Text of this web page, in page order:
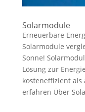
Solarmodule
Erneuerbare
Solarmodule
Sonne!
Lösung zur
kosteneffizient
erfahren Über